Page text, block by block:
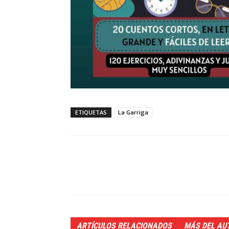
ETIQUETAS La Garriga
ARTÍCULOS RELACIONADOS MÁS DEL